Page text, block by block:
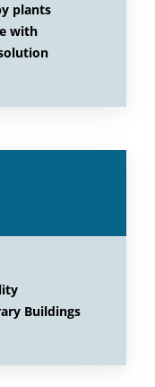
plants
with
Buildings